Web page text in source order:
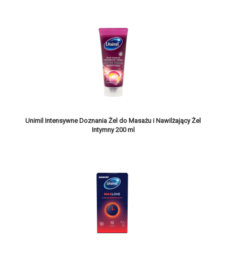
Unimil Intensywne Doznania Żel do Masażu i Nawilżający Żel
Intymny 200 ml